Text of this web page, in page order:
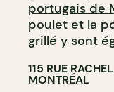
portugais de
poulet et la
grillé y sont
115 RUE
MONTRÉAL